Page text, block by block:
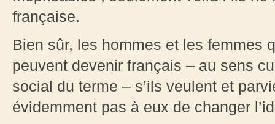
française.
Bien sûr, les hommes et les femmes
peuvent devenir français – au sens
social du terme – s’ils veulent et
évidemment pas à eux de changer